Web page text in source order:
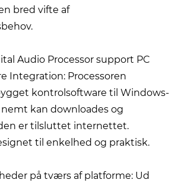
bred vifte af
Audio Processor support PC
Integration: Processoren
kontrolsoftware til Windows-
kan downloades og
er tilsluttet internettet.
til enkelhed og praktisk.
på tværs af platforme: Ud